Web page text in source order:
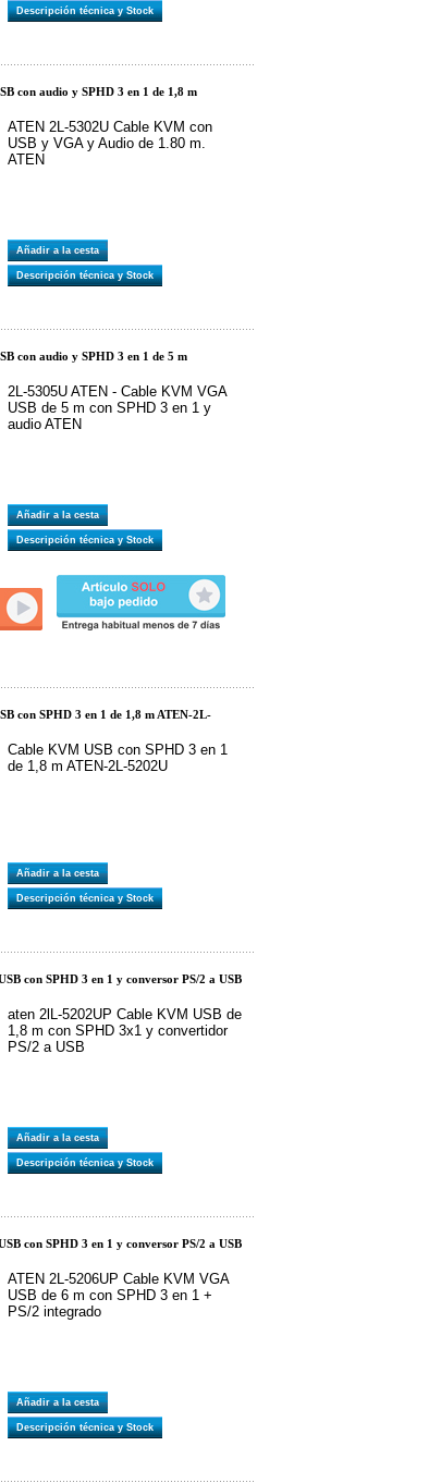
Descripción técnica y Stock
con audio y SPHD 3 en 1 de 1,8 m
ATEN 2L-5302U Cable KVM con
USB y VGA y Audio de 1.80 m.
ATEN
Añadir a la cesta
Descripción técnica y Stock
con audio y SPHD 3 en 1 de 5 m
2L-5305U ATEN - Cable KVM VGA
USB de 5 m con SPHD 3 en 1 y
audio ATEN
Añadir a la cesta
Descripción técnica y Stock
con SPHD 3 en 1 de 1,8 m ATEN-2L-
Cable KVM USB con SPHD 3 en 1
de 1,8 m ATEN-2L-5202U
Añadir a la cesta
Descripción técnica y Stock
con SPHD 3 en 1 y conversor PS/2 a USB
aten 2lL-5202UP Cable KVM USB de
1,8 m con SPHD 3x1 y convertidor
PS/2 a USB
Añadir a la cesta
Descripción técnica y Stock
con SPHD 3 en 1 y conversor PS/2 a USB
ATEN 2L-5206UP Cable KVM VGA
USB de 6 m con SPHD 3 en 1 +
PS/2 integrado
Añadir a la cesta
Descripción técnica y Stock